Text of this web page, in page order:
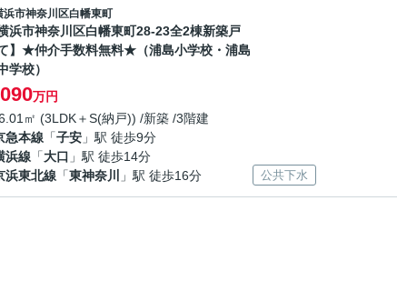
浜市神奈川区白幡東町
横浜市神奈川区白幡東町28-23全2棟新築戸
】★仲介手数料無料★（浦島小学校・浦島
学校）
万円
㎡ (3LDK＋S(納戸)) /新築 /3階建
急本線 「子安 」駅 徒歩9分
浜線 「大口 」駅 徒歩14分
浜東北線 「東神奈川 」駅 徒歩16分 公共下水